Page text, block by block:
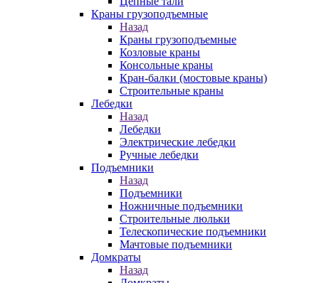
Краны грузоподъемные
Назад
Краны грузоподъемные
Козловые краны
Консольные краны
Кран-балки (мостовые краны)
Строительные краны
Лебедки
Назад
Лебедки
Электрические лебедки
Ручные лебедки
Подъемники
Назад
Подъемники
Ножничные подъемники
Строительные люльки
Телескопические подъемники
Мачтовые подъемники
Домкраты
Назад